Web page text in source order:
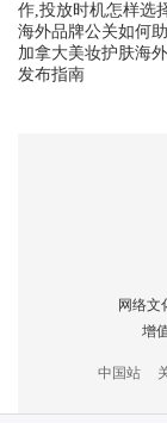
作,投放时机怎样选
海外品牌公关如何
加拿大美妆护肤海
发布指南
网络文
增
中国站